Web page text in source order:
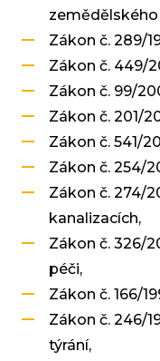
Zákon č. 289/
Zákon č. 449/
Zákon č. 99/
Zákon č. 201/
Zákon č. 541/
Zákon č. 254/
Zákon č. 274/
kanalizacích,
Zákon č. 326/
péči,
Zákon č. 166/
Zákon č. 246/
týrání,